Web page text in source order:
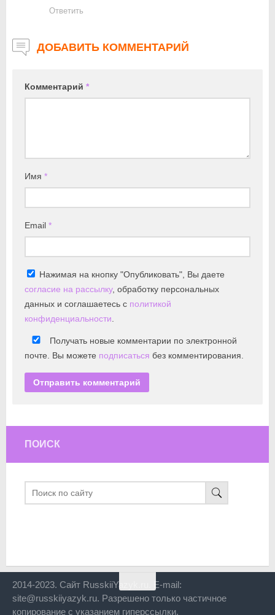
Ответить
ДОБАВИТЬ КОММЕНТАРИЙ
Комментарий *
Имя *
Email *
Нажимая на кнопку "Опубликовать", Вы даете
согласие на рассылку, обработку персональных
данных и соглашаетесь с политикой
конфиденциальности
Получать новые комментарии по электронной
почте. Вы можете подписаться без комментирования.
ПОИСК
2014-2023. Сайт RusskiiYazyk.ru. E-mail:
site@russkiiyazyk.ru. Разрешено только частичное
копирование с указанием гиперссылки.